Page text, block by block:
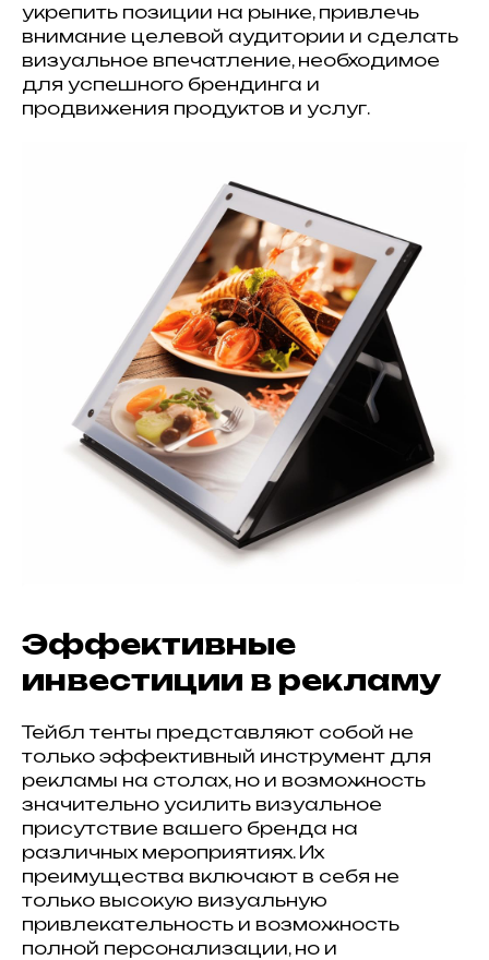
укрепить позиции на рынке, привлечь
внимание целевой аудитории и сделать
визуальное впечатление, необходимое
для успешного брендинга и
продвижения продуктов и услуг.
Эффективные
инвестиции в рекламу
Тейбл тенты представляют собой не
только эффективный инструмент для
рекламы на столах, но и возможность
значительно усилить визуальное
присутствие вашего бренда на
различных мероприятиях. Их
преимущества включают в себя не
только высокую визуальную
привлекательность и возможность
полной персонализации, но и